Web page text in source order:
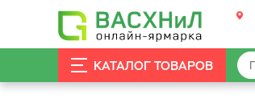
КАТАЛОГ ТОВАРОВ